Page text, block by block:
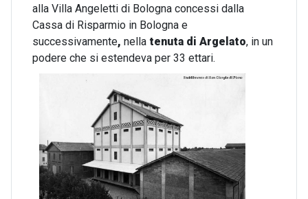
alla Villa Angeletti di Bologna concessi dalla
Cassa di Risparmio in Bologna e
successivamente, nella tenuta di Argelato, in un
podere che si estendeva per 33 ettari.